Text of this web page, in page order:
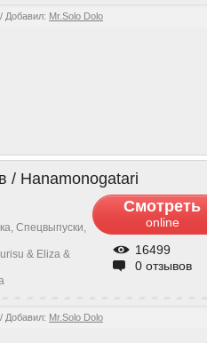
Добавил: Mr.Solo Dolo
/ Hanamonogatari
Спецвыпуски,
& Eliza &
Смотреть
online
16499
0 отзывов
Добавил: Mr.Solo Dolo